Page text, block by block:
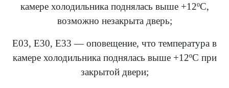
камере холодильника поднялась выше +12ºС,
возможно незакрыта дверь;
Е03, Е30, Е33 — оповещение, что температура в
камере холодильника поднялась выше +12ºС при
закрытой двери;